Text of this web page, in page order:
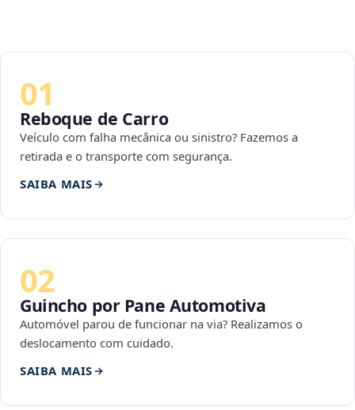
01
Reboque de Carro
Veículo com falha mecânica ou sinistro? Fazemos a
retirada e o transporte com segurança.
SAIBA MAIS
02
Guincho por Pane Automotiva
Automóvel parou de funcionar na via? Realizamos o
deslocamento com cuidado.
SAIBA MAIS